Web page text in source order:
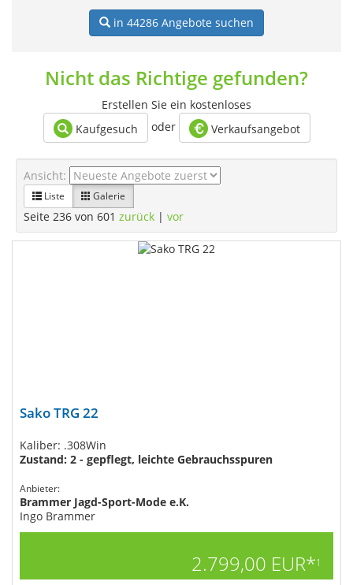
in 44286 Angebote suchen
Nicht das Richtige gefunden?
Erstellen Sie ein kostenloses
Kaufgesuch
oder Verkaufsangebot
Ansicht:
Liste Galerie
Seite 236 von 601 zurück | vor
Sako TRG 22
Kaliber: .308Win
Zustand: 2 - gepflegt, leichte Gebrauchsspuren
Anbieter:
Brammer Jagd-Sport-Mode e.K.
Ingo Brammer
2.799,00 EUR*1